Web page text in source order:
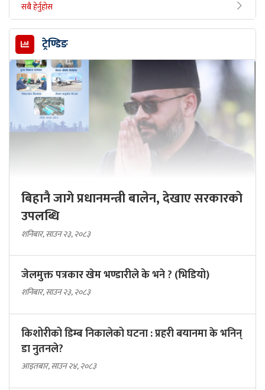
सबै हेर्नुहोस
ट्रेण्डिङ
बिहानै जागे प्रधानमन्त्री बालेन, देखाए सरकारकाे
उपलब्धि
शनिबार, साउन २३, २०८३
जेलमुक्त पत्रकार खेम भण्डारीले के भने ? (भिडियो)
शनिबार, साउन २३, २०८३
किशोरीको डिम्ब निकालेको घटना : प्रहरी बयानमा के भनिन्
डा नुतनले?
आइतबार, साउन २४, २०८३